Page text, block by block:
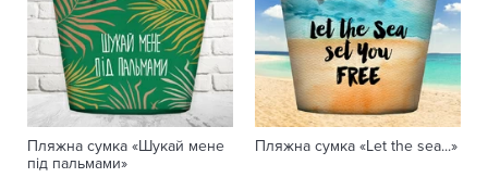
Пляжна сумка «Шукай мене
під пальмами»
Пляжна сумка «Let the sea...»